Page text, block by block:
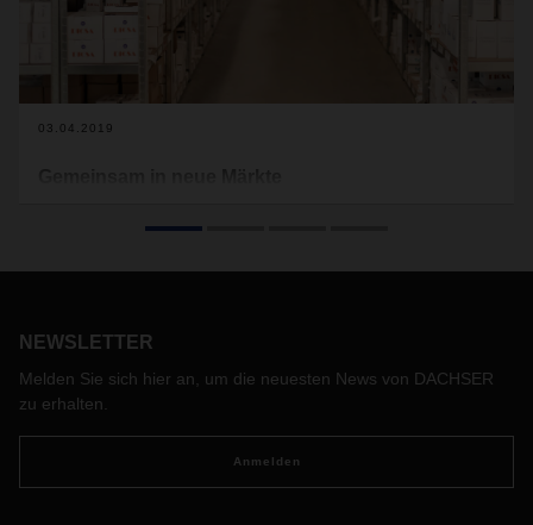
03.04.2019
auch DACHSER mit intelligenter Logistik aus einer Hand bei.
NEWSLETTER
Melden Sie sich hier an, um die neuesten News von DACHSER
zu erhalten.
Anmelden